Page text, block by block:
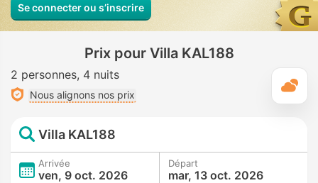
Se connecter ou s’inscrire
Prix pour Villa KAL188
2 personnes 4 nuits
Nous alignons nos prix
Villa KAL188
Arrivée
ven, 9 oct. 2026
Départ
mar, 13 oct. 2026